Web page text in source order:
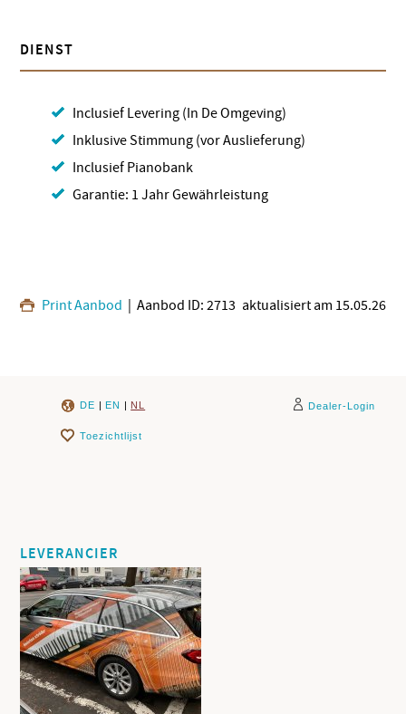
DIENST
Inclusief Levering (In De Omgeving)
Inklusive Stimmung (vor Auslieferung)
Inclusief Pianobank
Garantie: 1 Jahr Gewährleistung
Print Aanbod | Aanbod ID: 2713 aktualisiert am 15.05.26
DE | EN | NL Dealer-Login
Toezichtlijst
LEVERANCIER